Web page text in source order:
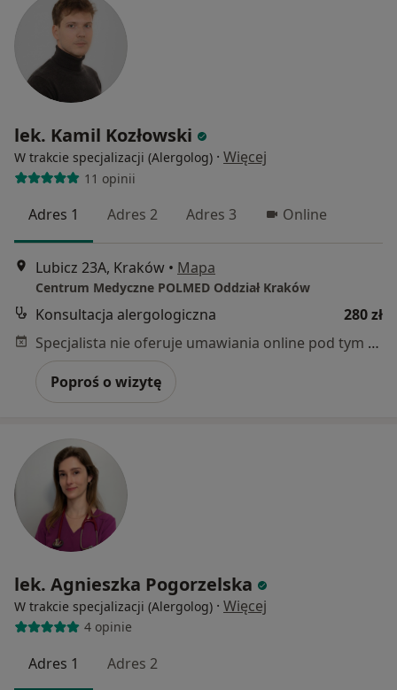
lek. Kamil Kozłowski
W trakcie specjalizacji (Alergolog) · Więcej
11 opinii
Adres 1 Adres 2 Adres 3 Online
Lubicz 23A, Kraków • Mapa
Centrum Medyczne POLMED Oddział Kraków
Konsultacja alergologiczna
280 zł
Specjalista nie oferuje umawiania online pod tym adresem.
Poproś o wizytę
lek. Agnieszka Pogorzelska
W trakcie specjalizacji (Alergolog) · Więcej
4 opinie
Adres 1 Adres 2